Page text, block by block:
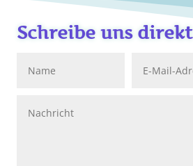
Schreibe uns direkt